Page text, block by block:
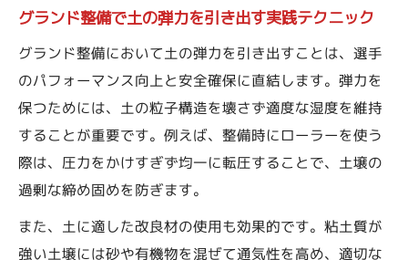
グランド整備で土の弾力を引き出す実践テクニック
グランド整備において土の弾力を引き出すことは、選手
のパフォーマンス向上と安全確保に直結します。弾力を
保つためには、土の粒子構造を壊さず適度な湿度を維持
することが重要です。例えば、整備時にローラーを使う
際は、圧力をかけすぎず均一に転圧することで、土壌の
過剰な締め固めを防ぎます。
また、土に適した改良材の使用も効果的です。粘土質が
強い土壌には砂や有機物を混ぜて通気性を高め、適切な